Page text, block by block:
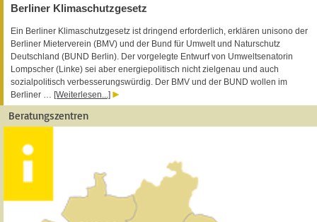
Berliner Klimaschutzgesetz
Ein Berliner Klimaschutzgesetz ist dringend erforderlich, erklären unisono der
Berliner Mieterverein (BMV) und der Bund für Umwelt und Naturschutz
Deutschland (BUND Berlin). Der vorgelegte Entwurf von Umweltsenatorin
Lompscher (Linke) sei aber energiepolitisch nicht zielgenau und auch
sozialpolitisch verbesserungswürdig. Der BMV und der BUND wollen im
Berliner … [Weiterlesen...]
Beratungszentren